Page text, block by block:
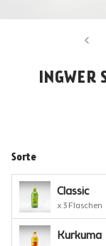
INGWER
Sorte
Classic
x 3 Flaschen
Kurkuma